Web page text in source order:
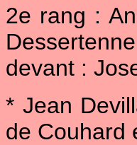
2e rang :
Dessertenne
devant :
* Jean
de Couhard